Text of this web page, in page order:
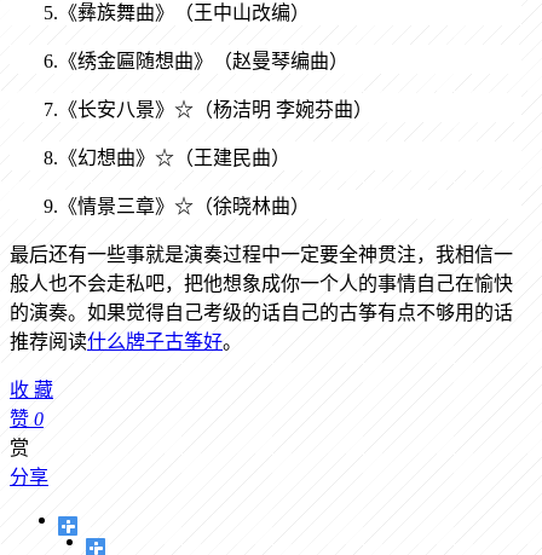
5.《彝族舞曲》（王中山改编）
6.《绣金匾随想曲》（赵曼琴编曲）
7.《长安八景》☆（杨洁明 李婉芬曲）
8.《幻想曲》☆（王建民曲）
9.《情景三章》☆（徐晓林曲）
最后还有一些事就是演奏过程中一定要全神贯注，我相信一
般人也不会走私吧，把他想象成你一个人的事情自己在愉快
的演奏。如果觉得自己考级的话自己的古筝有点不够用的话
推荐阅读什么牌子古筝好。
收 藏
赞 0
赏
分享